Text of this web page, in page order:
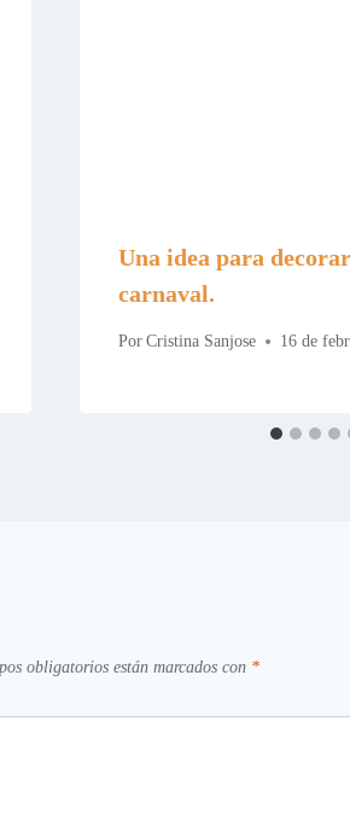
Una idea para
carnaval.
Por Cristina Sanjose 16 de
obligatorios están marcados con *